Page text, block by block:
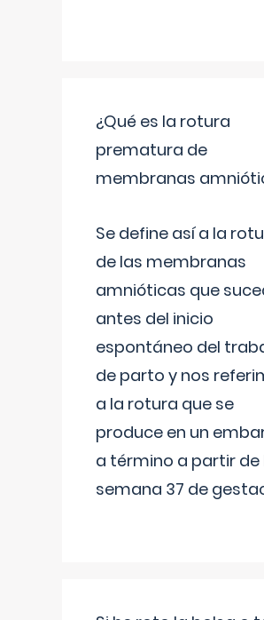
¿Qué es la rotura
prematura de
membranas
Se define así a la
de las membranas
amnióticas que
antes del inicio
espontáneo del
de parto y nos
a la rotura que se
produce en un
a término a partir de
semana 37 de